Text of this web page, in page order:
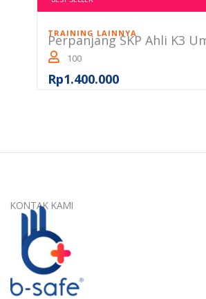
TRAINING LAINNYA
Perpanjang SKP Ahli K3
100
Rp1.400.000
KONTAK KAMI